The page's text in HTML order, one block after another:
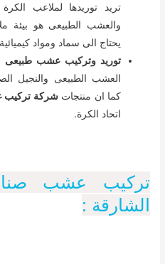
تريد توريدها لملاعب
والعشب الطبيعى هو بيئة
يحتاج الى سماد ومواد
توريد وتركيب عشب طبيعى
العشب الطبيعى والنجيل
كما ان منتجاتشركة تركيب
اتحاد الكرة.
تركيب عشب
الشارقة :